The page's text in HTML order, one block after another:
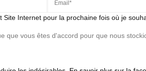
Internet pour la prochaine fois où je
que vous êtes d'accord pour que nous